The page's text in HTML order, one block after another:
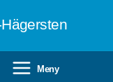
Meny